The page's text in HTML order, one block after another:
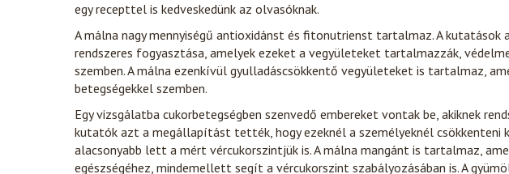
egy recepttel is kedveskedünk az olvasóknak.
A málna nagy mennyiségű antioxidánst és fitonutrienst tartalmaz. A
rendszeres fogyasztása, amelyek ezeket a vegyületeket tartalmazzák,
szemben. A málna ezenkívül gyulladáscsökkentő vegyületeket is tartalmaz,
betegségekkel szemben.
Egy vizsgálatba cukorbetegségben szenvedő embereket vontak be, akiknek
kutatók azt a megállapítást tették, hogy ezeknél a személyeknél
alacsonyabb lett a mért vércukorszintjük is. A málna mangánt is tartalmaz,
egészségéhez, mindemellett segít a vércukorszint szabályozásában is. A